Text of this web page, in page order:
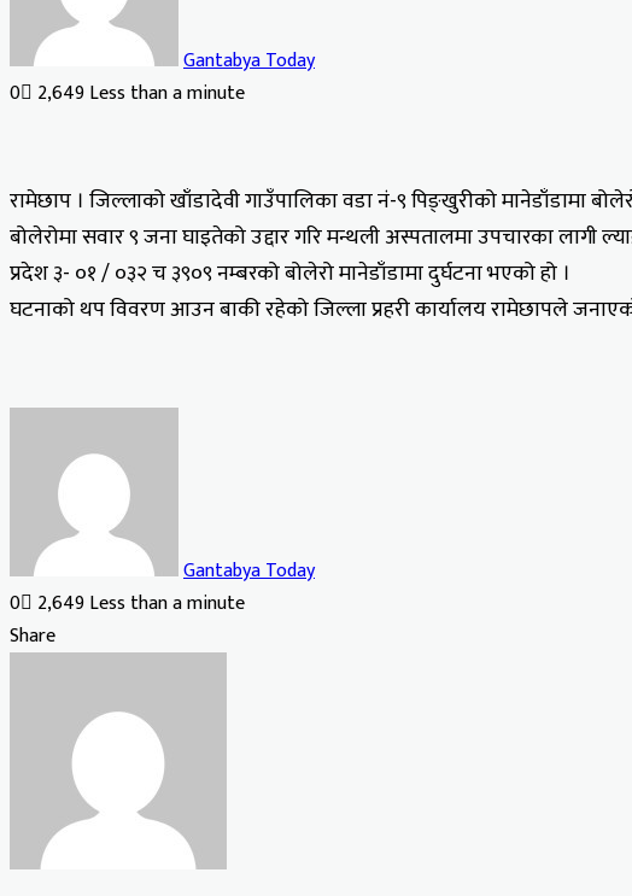
Gantabya Today
0 2,649Less than a minute
रामेछाप । जिल्लाको खाँडादेवी गाउँपालिका वडा नं-९ पिङ्खुरीको मानेडाँडामा
बोलेरोमा सवार ९ जना घाइतेको उद्दार गरि मन्थली अस्पतालमा उपचारका लागी
प्रदेश ३- ०१ / ०३२ च ३९०९ नम्बरको बोलेरो मानेडाँडामा दुर्घटना भएको हो ।
घटनाको थप विवरण आउन बाकी रहेको जिल्ला प्रहरी कार्यालय रामेछापले
Gantabya Today
0 2,649Less than a minute
Facebook
X
LinkedIn
Tumblr
Pinterest
Reddit
VKontakte
Odnoklassniki
Pocket
Share